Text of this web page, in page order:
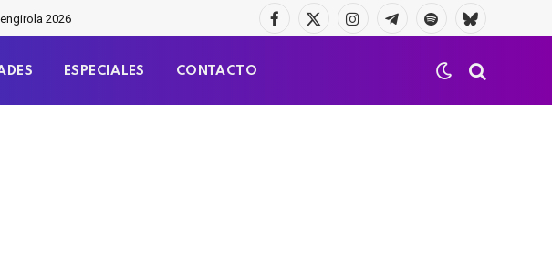
2026
Facebook
X
InstagramTelegramaSpotifyBluesky
ESPECIALES CONTACTO